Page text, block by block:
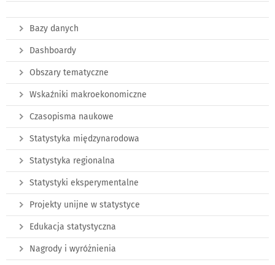
Bazy danych
Dashboardy
Obszary tematyczne
Wskaźniki makroekonomiczne
Czasopisma naukowe
Statystyka międzynarodowa
Statystyka regionalna
Statystyki eksperymentalne
Projekty unijne w statystyce
Edukacja statystyczna
Nagrody i wyróżnienia